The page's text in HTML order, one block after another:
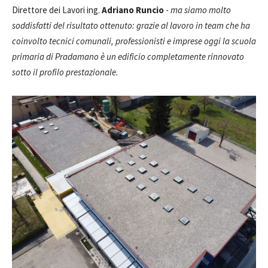
Direttore dei Lavori ing. Adriano Runcio - ma siamo molto
soddisfatti del risultato ottenuto: grazie al lavoro in team che ha
coinvolto tecnici comunali, professionisti e imprese oggi la scuola
primaria di Pradamano è un edificio completamente rinnovato
sotto il profilo prestazionale.